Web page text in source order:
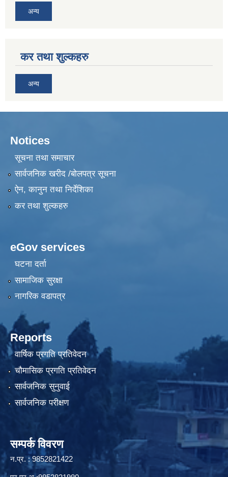
अन्य
कर तथा शुल्कहरु
अन्य
Notices
सूचना तथा समाचार
सार्वजनिक खरीद /बोलपत्र सूचना
ऐन, कानुन तथा निर्देशिका
कर तथा शुल्कहरु
eGov services
घटना दर्ता
सामाजिक सुरक्षा
नागरिक वडापत्र
Reports
वार्षिक प्रगति प्रतिवेदन
चौमासिक प्रगति प्रतिवेदन
सार्वजनिक सुनुवाई
सार्वजनिक परीक्षण
सम्पर्क विवरण
न.प्र. : 9852821422